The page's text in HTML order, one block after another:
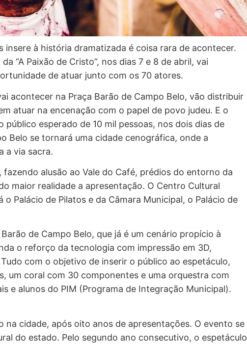
insere à história dramatizada é coisa rara de acontecer.
“A Paixão de Cristo”, nos dias 7 e 8 de abril, vai
de atuar junto com os 70 atores.
acontecer na Praça Barão de Campo Belo, vão distribuir
atuar na encenação com o papel de povo judeu. E o
público esperado de 10 mil pessoas, nos dois dias de
Belo se tornará uma cidade cenográfica, onde a
a via sacra.
fazendo alusão ao Vale do Café, prédios do entorno da
maior realidade a apresentação. O Centro Cultural
Palácio de Pilatos e da Câmara Municipal, o Palácio de
de Campo Belo, que já é um cenário propício à
o reforço da tecnologia com impressão em 3D,
com o objetivo de inserir o público ao espetáculo,
um coral com 30 componentes e uma orquestra com
e alunos do PIM (Programa de Integração Municipal).
na cidade, após oito anos de apresentações. O evento se
do estado. Pelo segundo ano consecutivo, o espetáculo